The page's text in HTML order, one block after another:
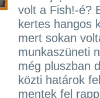
volt a Fish!-é?
kertes hangos
mert sokan
munkaszüneti
még pluszban
közti határok
mentek fel